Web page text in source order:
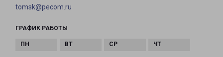
tomsk@pecom.ru
ГРАФИК РАБОТЫ